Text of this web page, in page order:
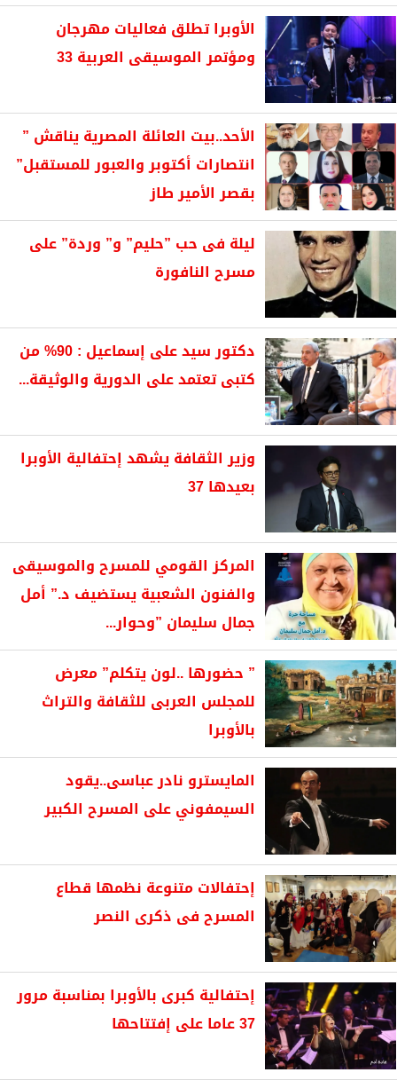
الأوبرا تطلق فعاليات مهرجان
ومؤتمر الموسيقى العربية 33
الأحد..بيت العائلة المصرية يناقش ”
انتصارات أكتوبر والعبور للمستقبل”
بقصر الأمير طاز
ليلة فى حب ”حليم” و” وردة” على
مسرح النافورة
دكتور سيد على إسماعيل : 90% من
كتبى تعتمد على الدورية والوثيقة...
وزير الثقافة يشهد إحتفالية الأوبرا
بعيدها 37
المركز القومي للمسرح والموسيقى
والفنون الشعبية يستضيف د.” أمل
جمال سليمان ”وحوار...
” حضورها ..لون يتكلم” معرض
للمجلس العربى للثقافة والتراث
بالأوبرا
المايسترو نادر عباسى..يقود
السيمفوني على المسرح الكبير
إحتفالات متنوعة نظمها قطاع
المسرح فى ذكرى النصر
إحتفالية كبرى بالأوبرا بمناسبة مرور
37 عاما على إفتتاحها